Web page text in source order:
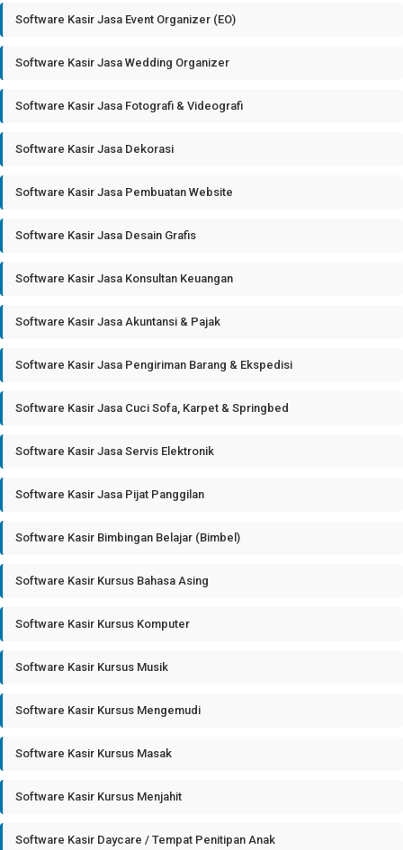
Software Kasir Jasa Event Organizer (EO)
Software Kasir Jasa Wedding Organizer
Software Kasir Jasa Fotografi & Videografi
Software Kasir Jasa Dekorasi
Software Kasir Jasa Pembuatan Website
Software Kasir Jasa Desain Grafis
Software Kasir Jasa Konsultan Keuangan
Software Kasir Jasa Akuntansi & Pajak
Software Kasir Jasa Pengiriman Barang & Ekspedisi
Software Kasir Jasa Cuci Sofa, Karpet & Springbed
Software Kasir Jasa Servis Elektronik
Software Kasir Jasa Pijat Panggilan
Software Kasir Bimbingan Belajar (Bimbel)
Software Kasir Kursus Bahasa Asing
Software Kasir Kursus Komputer
Software Kasir Kursus Musik
Software Kasir Kursus Mengemudi
Software Kasir Kursus Masak
Software Kasir Kursus Menjahit
Software Kasir Daycare / Tempat Penitipan Anak